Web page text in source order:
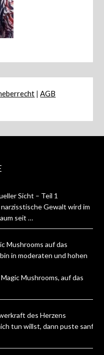
|AGB
Sicht – Teil 1
Gewalt wird im
seit …
Mushrooms auf das
in moderaten und hohen
Mushrooms, auf das
des Herzens
tun willst, dann puste sanft